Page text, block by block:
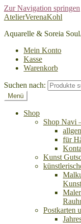
Zur Navigation springen
AtelierVerenaKohl
Aquarelle & Soreia
Mein Konto
Kasse
Warenkorb
Suchen nach:
Menü
Shop
Shop Navi
für
Kunst
Postkarten